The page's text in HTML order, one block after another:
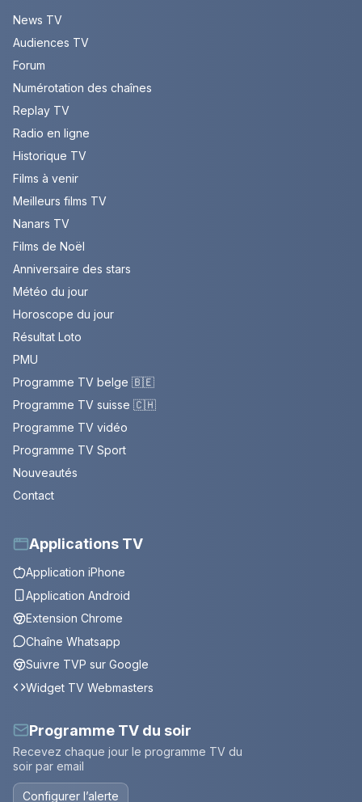
News TV
Audiences TV
Forum
Numérotation des chaînes
Replay TV
Radio en ligne
Historique TV
Films à venir
Meilleurs films TV
Nanars TV
Films de Noël
Anniversaire des stars
Météo du jour
Horoscope du jour
Résultat Loto
PMU
Programme TV belge 🇧🇪
Programme TV suisse 🇨🇭
Programme TV vidéo
Programme TV Sport
Nouveautés
Contact
Applications TV
Application iPhone
Application Android
Extension Chrome
Chaîne Whatsapp
Suivre TVP sur Google
Widget TV Webmasters
Programme TV du soir
Recevez chaque jour le programme TV du
soir par email
Configurer l’alerte